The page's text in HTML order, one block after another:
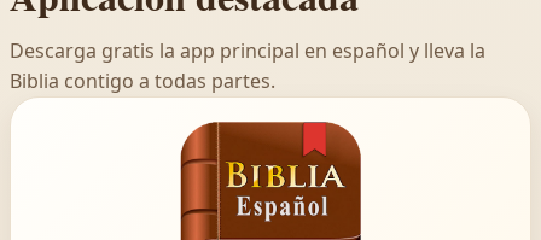
Descarga gratis la app principal en español y lleva la
Biblia contigo a todas partes.